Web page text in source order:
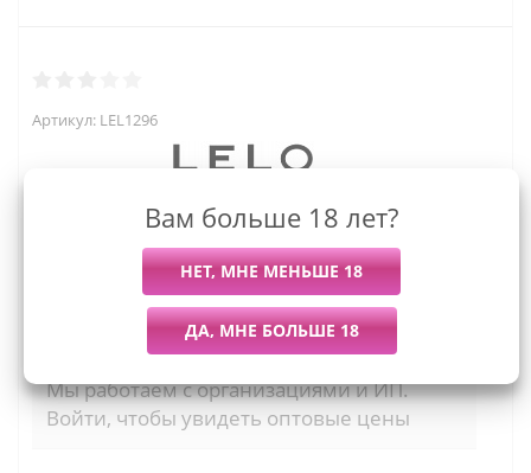
Артикул: LEL1296
Последний раз купили
Более 7 дней назад
Всего купили
1015 штук
Мы работаем с организациями и ИП.
Войти, чтобы увидеть оптовые цены
Вам больше 18 лет?